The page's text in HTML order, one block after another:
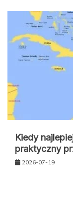
Kiedy
praktyczny
2026-07-19